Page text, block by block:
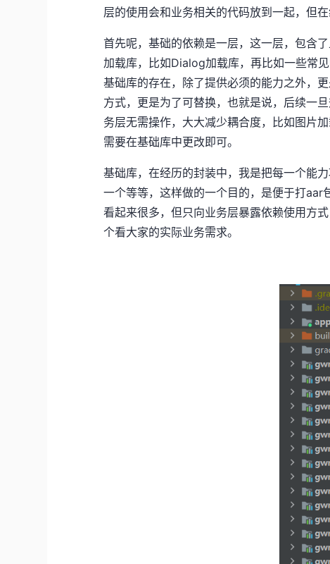
层的使用会和业务相关的代码放到一起，但
首先呢，基础的依赖是一层，这一层，包含
加载库，比如Dialog加载库，再比如一些常
基础库的存在，除了提供必须的能力之外，
方式，更是为了可替换，也就是说，后续一
务层无需操作，大大减少耦合度，比如图片
需要在基础库中更改即可。
基础库，在经历的封装中，我是把每一个能
一个等等，这样做的一个目的，是便于打aar
看起来很多，但只向业务层暴露依赖使用方
个看大家的实际业务需求。